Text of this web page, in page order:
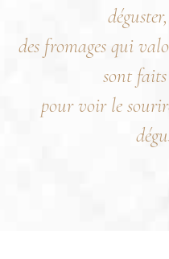
des fromages qui
sont
pour voir le